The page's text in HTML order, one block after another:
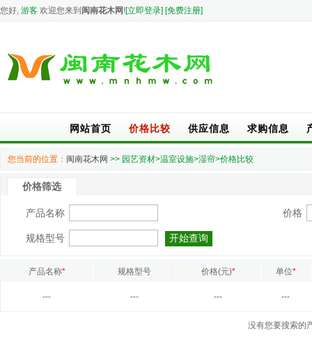
您好, 游客 欢迎您来到 闽南花木网 ![立即登录] [免费注册]
网站首页 价格比较 供应信息 求购信息
您当前的位置： 闽南花木网 >> 园艺资材>温室设施>湿帘>价格比较
价格筛选
产品名称 价格
规格型号
产品名称* 规格型号 价格(元)* 单位*
--- --- --- ---
没有您要搜索的